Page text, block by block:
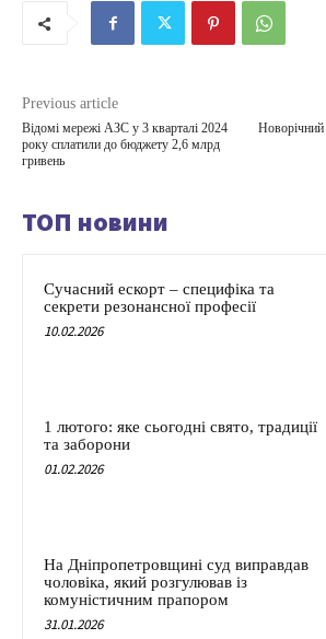
Previous article
Відомі мережі АЗС у 3 кварталі 2024
року сплатили до бюджету 2,6 млрд
гривень
Новорічний
ТОП новини
Сучасний ескорт – специфіка та
секрети резонансної професії
10.02.2026
1 лютого: яке сьогодні свято, традиції
та заборони
01.02.2026
На Дніпропетровщині суд виправдав
чоловіка, який розгулював із
комуністичним прапором
31.01.2026